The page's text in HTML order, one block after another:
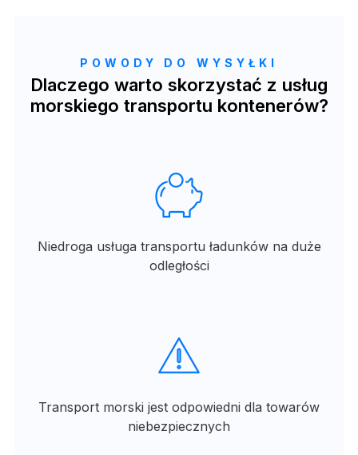
POWODY DO WYSYŁKI
Dlaczego warto skorzystać z usług
morskiego transportu kontenerów?
Niedroga usługa transportu ładunków na duże
odległości
Transport morski jest odpowiedni dla towarów
niebezpiecznych